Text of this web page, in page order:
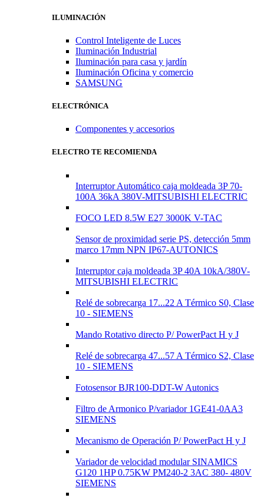
ILUMINACIÓN
Control Inteligente de Luces
Iluminación Industrial
Iluminación para casa y jardín
Iluminación Oficina y comercio
SAMSUNG
ELECTRÓNICA
Componentes y accesorios
ELECTRO TE RECOMIENDA
Interruptor Automático caja moldeada 3P 70-
100A 36kA 380V-MITSUBISHI ELECTRIC
FOCO LED 8.5W E27 3000K V-TAC
Sensor de proximidad serie PS, detección 5mm
marco 17mm NPN IP67-AUTONICS
Interruptor caja moldeada 3P 40A 10kA/380V-
MITSUBISHI ELECTRIC
Relé de sobrecarga 17...22 A Térmico S0, Clase
10 - SIEMENS
Mando Rotativo directo P/ PowerPact H y J
Relé de sobrecarga 47...57 A Térmico S2, Clase
10 - SIEMENS
Fotosensor BJR100-DDT-W Autonics
Filtro de Armonico P/variador 1GE41-0AA3
SIEMENS
Mecanismo de Operación P/ PowerPact H y J
Variador de velocidad modular SINAMICS
G120 1HP 0.75KW PM240-2 3AC 380- 480V
SIEMENS